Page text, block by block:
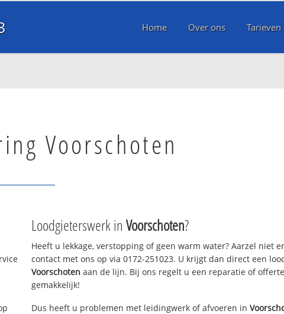
Home Over ons Tarieven
Voorschoten
Loodgieterswerk in Voorschoten?
Heeft u lekkage, verstopping of geen warm water? Aarzel niet
contact met ons op via 0172-251023. U krijgt dan direct een
Voorschoten aan de lijn. Bij ons regelt u een reparatie of
gemakkelijk!
Dus heeft u problemen met leidingwerk of afvoeren in